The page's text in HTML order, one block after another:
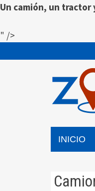
Un camión, un tractor
" />
al
INICIO